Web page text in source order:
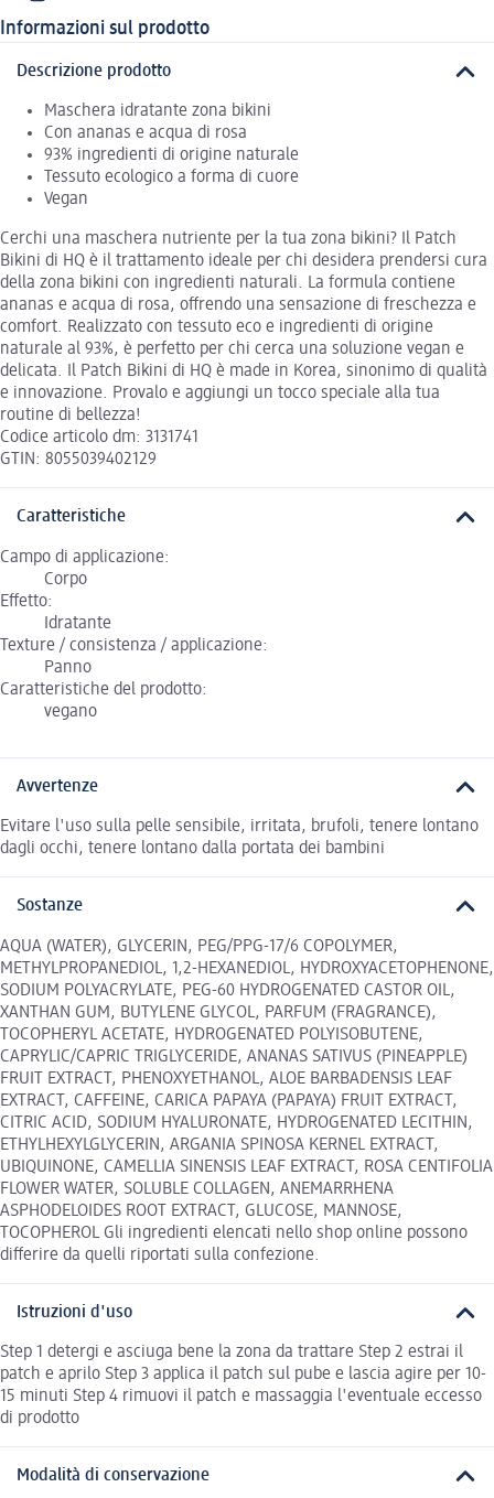
Informazioni sul prodotto
Descrizione prodotto
Maschera idratante zona bikini
Con ananas e acqua di rosa
93% ingredienti di origine naturale
Tessuto ecologico a forma di cuore
Vegan
Cerchi una maschera nutriente per la tua zona bikini? Il Patch
Bikini di HQ è il trattamento ideale per chi desidera prendersi cura
della zona bikini con ingredienti naturali. La formula contiene
ananas e acqua di rosa, offrendo una sensazione di freschezza e
comfort. Realizzato con tessuto eco e ingredienti di origine
naturale al 93%, è perfetto per chi cerca una soluzione vegan e
delicata. Il Patch Bikini di HQ è made in Korea, sinonimo di qualità
e innovazione. Provalo e aggiungi un tocco speciale alla tua
routine di bellezza!
Codice articolo dm: 3131741
GTIN: 8055039402129
Caratteristiche
Campo di applicazione:
Corpo
Effetto:
Idratante
Texture / consistenza / applicazione:
Panno
Caratteristiche del prodotto:
vegano
Avvertenze
Evitare l'uso sulla pelle sensibile, irritata, brufoli, tenere lontano
dagli occhi, tenere lontano dalla portata dei bambini
Sostanze
AQUA (WATER), GLYCERIN, PEG/PPG-17/6 COPOLYMER,
METHYLPROPANEDIOL, 1,2-HEXANEDIOL, HYDROXYACETOPHENONE,
SODIUM POLYACRYLATE, PEG-60 HYDROGENATED CASTOR OIL,
XANTHAN GUM, BUTYLENE GLYCOL, PARFUM (FRAGRANCE),
TOCOPHERYL ACETATE, HYDROGENATED POLYISOBUTENE,
CAPRYLIC/CAPRIC TRIGLYCERIDE, ANANAS SATIVUS (PINEAPPLE)
FRUIT EXTRACT, PHENOXYETHANOL, ALOE BARBADENSIS LEAF
EXTRACT, CAFFEINE, CARICA PAPAYA (PAPAYA) FRUIT EXTRACT,
CITRIC ACID, SODIUM HYALURONATE, HYDROGENATED LECITHIN,
ETHYLHEXYLGLYCERIN, ARGANIA SPINOSA KERNEL EXTRACT,
UBIQUINONE, CAMELLIA SINENSIS LEAF EXTRACT, ROSA CENTIFOLIA
FLOWER WATER, SOLUBLE COLLAGEN, ANEMARRHENA
ASPHODELOIDES ROOT EXTRACT, GLUCOSE, MANNOSE,
TOCOPHEROL Gli ingredienti elencati nello shop online possono
differire da quelli riportati sulla confezione.
Istruzioni d'uso
Step 1 detergi e asciuga bene la zona da trattare Step 2 estrai il
patch e aprilo Step 3 applica il patch sul pube e lascia agire per 10-
15 minuti Step 4 rimuovi il patch e massaggia l'eventuale eccesso
di prodotto
Modalità di conservazione